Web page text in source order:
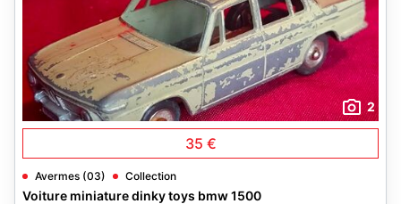
2
35 €
Avermes (03) Collection
Voiture miniature dinky toys bmw 1500